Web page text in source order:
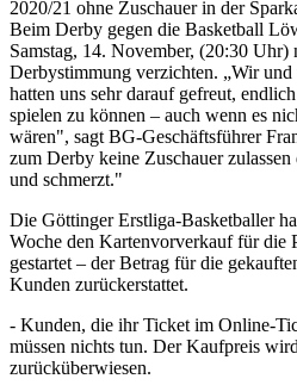
2020/21 ohne Zuschauer in der
Beim Derby gegen die Basketball
Samstag, 14. November, (20:30 Uhr)
Derbystimmung verzichten. „Wir und
hatten uns sehr darauf gefreut,
spielen zu können – auch wenn es
wären", sagt BG-Geschäftsführer
zum Derby keine Zuschauer
und schmerzt."
Die Göttinger Erstliga-Basketballer
Woche den Kartenvorverkauf für die
gestartet – der Betrag für die
Kunden zurückerstattet.
- Kunden, die ihr Ticket im Online-
müssen nichts tun. Der Kaufpreis
zurücküberwiesen.